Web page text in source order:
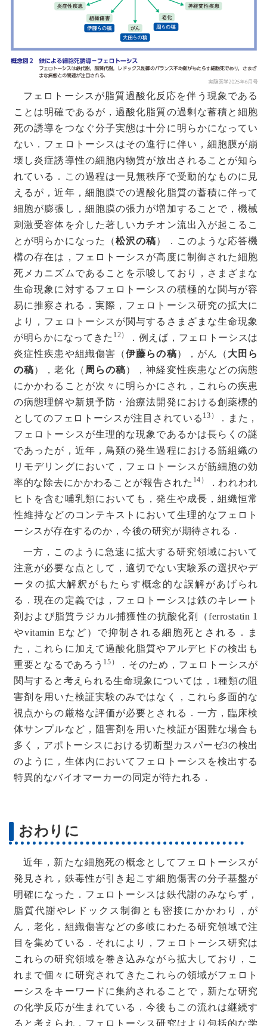
フェロトーシスが脂質過酸化反応を伴う現象である
ことは明確であるが，過酸化脂質の過剰な蓄積と細胞
死の誘導をつなぐ分子実態は十分に明らかになってい
ない．フェロトーシスはその進行に伴い，細胞膜が崩
壊し炎症誘導性の細胞内物質が放出されることが知ら
れている．この過程は一見無秩序で受動的なものに見
えるが，近年，細胞膜での過酸化脂質の蓄積に伴って
細胞が膨張し，細胞膜の張力が増加することで，機械
刺激受容体を介した著しいカチオン流出入が起こるこ
とが明らかになった（松沢の稿）．このような応答機
構の存在は，フェロトーシスが高度に制御された細胞
死メカニズムであることを示唆しており，さまざまな
生命現象に対するフェロトーシスの積極的な関与が容
易に推察される．実際，フェロトーシス研究の拡大に
より，フェロトーシスが関与するさまざまな生命現象
が明らかになってきた 12）
．例えば，フェロトーシスは
炎症性疾患や組織傷害（伊藤らの稿），がん（ 大田ら
の稿），老化（ 周らの稿），神経変性疾患などの病態
にかかわることが次々に明らかにされ，これらの疾患
の病態理解や新規予防・治療法開発における創薬標的
としてのフェロトーシスが注目されている 13）
．また，
フェロトーシスが生理的な現象であるかは長らくの謎
であったが，近年，鳥類の発生過程における筋組織の
リモデリングにおいて，フェロトーシスが筋細胞の効
率的な除去にかかわることが報告された 14）
．われわれ
ヒトを含む哺乳類においても，発生や成長，組織恒常
性維持などのコンテキストにおいて生理的なフェロト
ーシスが存在するのか，今後の研究が期待される．
一方，このように急速に拡大する研究領域において
注意が必要な点として，適切でない実験系の選択やデ
ータの拡大解釈がもたらす概念的な誤解があげられ
る．現在の定義では，フェロトーシスは鉄のキレート
剤および脂質ラジカル捕獲性の抗酸化剤（ferrostatin 1
やvitamin Eなど）で抑制される細胞死とされる．ま
た，これらに加えて過酸化脂質やアルデヒドの検出も
重要となるであろう 15）
．そのため，フェロトーシスが
関与すると考えられる生命現象については，1種類の阻
害剤を用いた検証実験のみではなく，これら多面的な
視点からの厳格な評価が必要とされる．一方，臨床検
体サンプルなど，阻害剤を用いた検証が困難な場合も
多く，アポトーシスにおける切断型カスパーゼ3の検出
のように，生体内においてフェロトーシスを検出する
特異的なバイオマーカーの同定が待たれる．
おわりに
近年，新たな細胞死の概念としてフェロトーシスが
発見され，鉄毒性が引き起こす細胞傷害の分子基盤が
明確になった．フェロトーシスは鉄代謝のみならず，
脂質代謝やレドックス制御とも密接にかかわり，が
ん，老化，組織傷害などの多岐にわたる研究領域で注
目を集めている．それにより，フェロトーシス研究は
これらの研究領域を巻き込みながら拡大しており，こ
れまで個々に研究されてきたこれらの領域がフェロト
ーシスをキーワードに集約されることで，新たな研究
の化学反応が生まれている．今後もこの流れは継続す
ると考えられ，フェロトーシス研究はより包括的な学